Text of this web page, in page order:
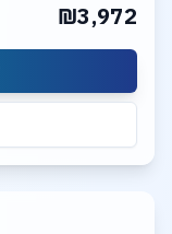
₪3,972